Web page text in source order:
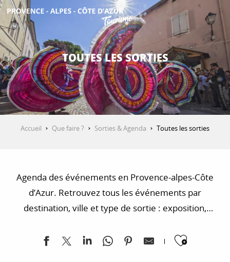
Aller
contenu
principal
DÉCOUVRIR
QUE FAIRE ?
SÉJOURNER
TOUTES LES SORTIES
Accueil Que faire ? Sorties & Agenda Toutes les sorties
Agenda des événements en Provence-alpes-Côte
d’Azur. Retrouvez tous les événements par
destination, ville et type de sortie : exposition,